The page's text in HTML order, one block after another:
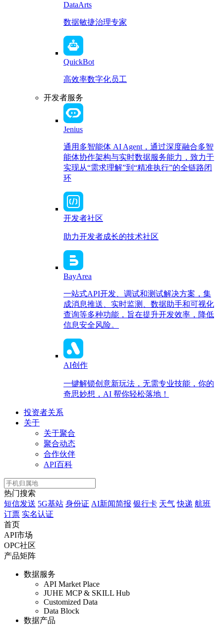
DataArts
数据敏捷治理专家
QuickBot
高效率数字化员工
开发者服务
Jenius
通用多智能体 AI Agent，通过深度融合多智
能体协作架构与实时数据服务能力，致力于
实现从“需求理解”到“精准执行”的全链路闭
环
开发者社区
助力开发者成长的技术社区
BayArea
一站式API开发、调试和测试解决方案，集
成消息推送、实时监测、数据助手和可视化
查询等多种功能，旨在提升开发效率，降低
信息安全风险。
AI创作
一键解锁创意新玩法，无需专业技能，你的
奇思妙想，AI 帮你轻松落地！
投资者关系
关于
关于聚合
聚合动态
合作伙伴
API百科
热门搜索
短信发送 5G基站 身份证 AI新闻简报 银行卡 天气 快递 航班
订票 实名认证
首页
API市场
OPC社区
产品矩阵
数据服务
API Market Place
JUHE MCP & SKILL Hub
Customized Data
Data Block
数据产品